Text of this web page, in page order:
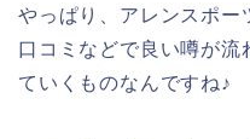
やっぱり、アレンスポー
口コミなどで良い噂が流
ていくものなんですね♪